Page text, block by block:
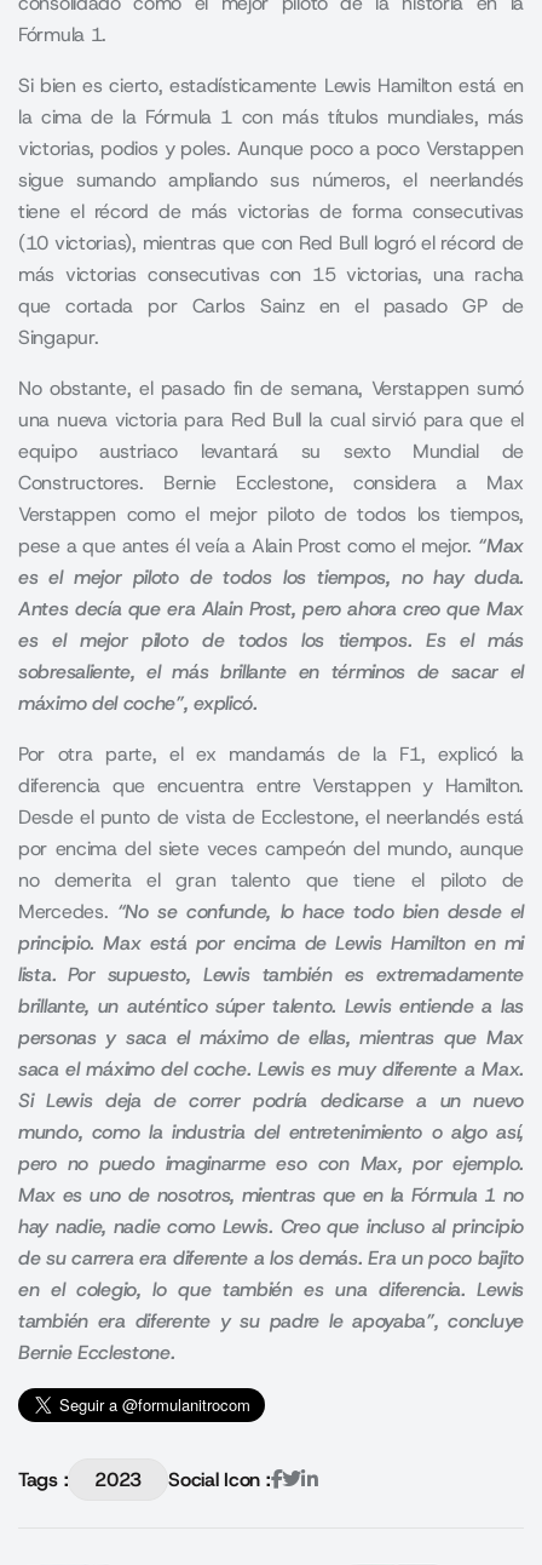
Fórmula 1.
Si bien es cierto, estadísticamente Lewis Hamilton está en
la cima de la Fórmula 1 con más títulos mundiales, más
victorias, podios y poles. Aunque poco a poco Verstappen
sigue sumando ampliando sus números, el neerlandés
tiene el récord de más victorias de forma consecutivas
(10 victorias), mientras que con Red Bull logró el récord de
más victorias consecutivas con 15 victorias, una racha
que cortada por Carlos Sainz en el pasado GP de
Singapur.
No obstante, el pasado fin de semana, Verstappen sumó
una nueva victoria para Red Bull la cual sirvió para que el
equipo austriaco levantará su sexto Mundial de
Constructores. Bernie Ecclestone, considera a Max
Verstappen como el mejor piloto de todos los tiempos,
pese a que antes él veía a Alain Prost como el mejor. “Max
es el mejor piloto de todos los tiempos, no hay duda.
Antes decía que era Alain Prost, pero ahora creo que Max
es el mejor piloto de todos los tiempos. Es el más
sobresaliente, el más brillante en términos de sacar el
máximo del coche”, explicó.
Por otra parte, el ex mandamás de la F1, explicó la
diferencia que encuentra entre Verstappen y Hamilton.
Desde el punto de vista de Ecclestone, el neerlandés está
por encima del siete veces campeón del mundo, aunque
no demerita el gran talento que tiene el piloto de
Mercedes. “No se confunde, lo hace todo bien desde el
principio. Max está por encima de Lewis Hamilton en mi
lista. Por supuesto, Lewis también es extremadamente
brillante, un auténtico súper talento. Lewis entiende a las
personas y saca el máximo de ellas, mientras que Max
saca el máximo del coche. Lewis es muy diferente a Max.
Si Lewis deja de correr podría dedicarse a un nuevo
mundo, como la industria del entretenimiento o algo así,
pero no puedo imaginarme eso con Max, por ejemplo.
Max es uno de nosotros, mientras que en la Fórmula 1 no
hay nadie, nadie como Lewis. Creo que incluso al principio
de su carrera era diferente a los demás. Era un poco bajito
en el colegio, lo que también es una diferencia. Lewis
también era diferente y su padre le apoyaba”, concluye
Bernie Ecclestone.
Tags : 2023 Social Icon :